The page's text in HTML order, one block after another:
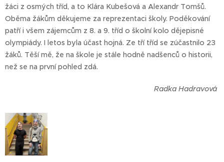
žáci z osmých tříd, a to Klára Kubešová a Alexandr Tomšů.
Oběma žákům děkujeme za reprezentaci školy. Poděkování
patří i všem zájemcům z 8. a 9. tříd o školní kolo dějepisné
olympiády. I letos byla účast hojná. Ze tří tříd se zúčastnilo 23
žáků. Těší mě, že na škole je stále hodně nadšenců o historii,
než se na první pohled zdá.
Radka Hadravová